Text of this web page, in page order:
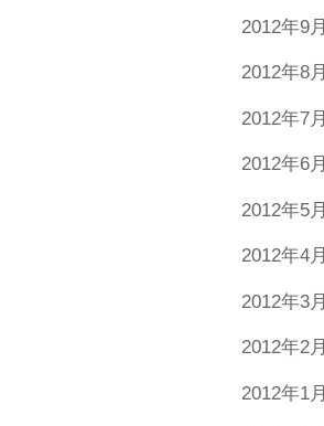
2012年9月
2012年8月
2012年7月
2012年6月
2012年5月
2012年4月
2012年3月
2012年2月
2012年1月